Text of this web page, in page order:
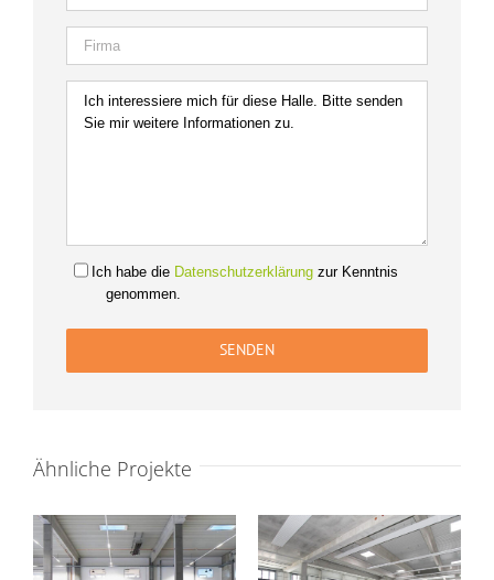
Ich habe die Datenschutzerklärung zur Kenntnis
genommen.
Ähnliche Projekte